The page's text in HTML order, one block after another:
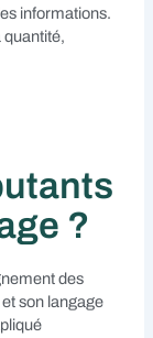
informations.
quantité,
?
des
son langage